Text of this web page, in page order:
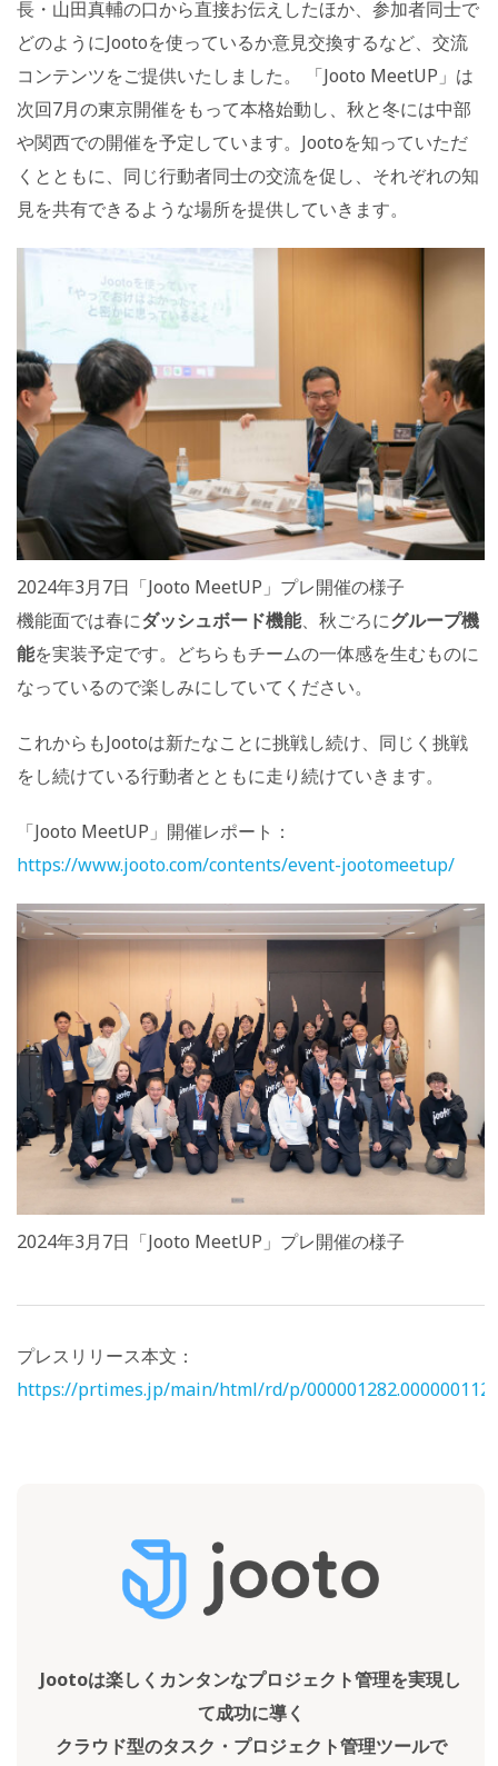
長・山田真輔の口から直接お伝えしたほか、参加者同士で
どのようにJootoを使っているか意見交換するなど、交流
コンテンツをご提供いたしました。 「Jooto MeetUP」は
次回7月の東京開催をもって本格始動し、秋と冬には中部
や関西での開催を予定しています。Jootoを知っていただ
くとともに、同じ行動者同士の交流を促し、それぞれの知
見を共有できるような場所を提供していきます。
2024年3月7日「Jooto MeetUP」プレ開催の様子
機能面では春にダッシュボード機能、秋ごろにグループ機
能を実装予定です。どちらもチームの一体感を生むものに
なっているので楽しみにしていてください。
これからもJootoは新たなことに挑戦し続け、同じく挑戦
をし続けている行動者とともに走り続けていきます。
「Jooto MeetUP」開催レポート：
https://www.jooto.com/contents/event-jootomeetup/
2024年3月7日「Jooto MeetUP」プレ開催の様子
プレスリリース本文：
https://prtimes.jp/main/html/rd/p/
Jootoは楽しくカンタンなプロジェクト管理を実現し
て成功に導く
クラウド型のタスク・プロジェクト管理ツールで